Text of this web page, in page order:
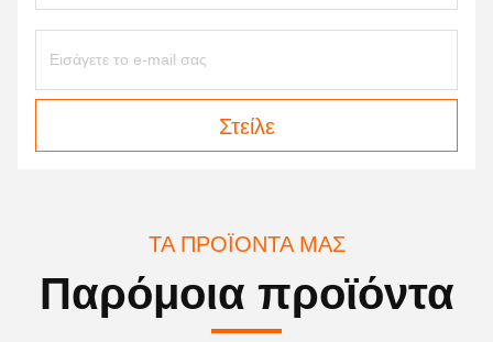
Στείλε
ΤΑ ΠΡΟΪΌΝΤΑ ΜΑΣ
Παρόμοια προϊόντα